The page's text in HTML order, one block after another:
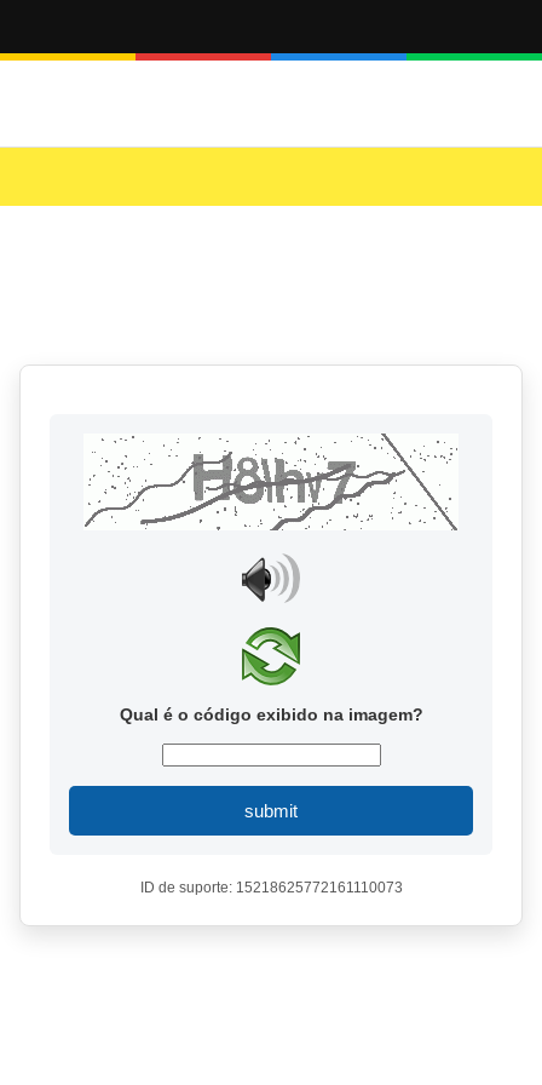
Qual é o código exibido na imagem?
submit
ID de suporte: 15218625772161110073